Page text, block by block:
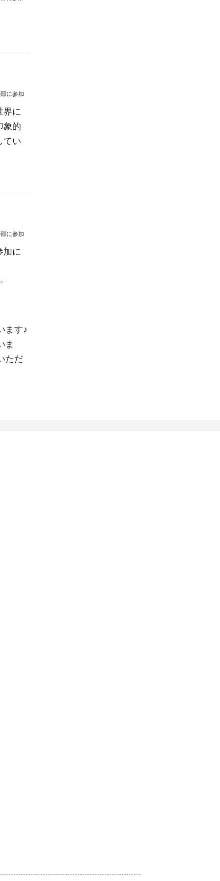
に参加
界に
象的
てい
に参加
加に
ます♪
ま
ただ